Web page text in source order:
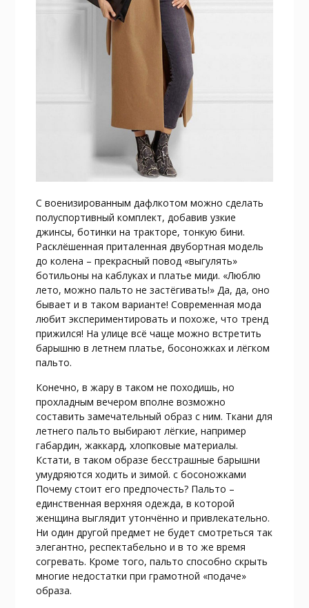
С военизированным дафлкотом можно сделать
полуспортивный комплект, добавив узкие
джинсы, ботинки на тракторе, тонкую бини.
Расклёшенная приталенная двубортная модель
до колена – прекрасный повод «выгулять»
ботильоны на каблуках и платье миди. «Люблю
лето, можно пальто не застёгивать!» Да, да, оно
бывает и в таком варианте! Современная мода
любит экспериментировать и похоже, что тренд
прижился! На улице всё чаще можно встретить
барышню в летнем платье, босоножках и лёгком
пальто.
Конечно, в жару в таком не походишь, но
прохладным вечером вполне возможно
составить замечательный образ с ним. Ткани для
летнего пальто выбирают лёгкие, например
габардин, жаккард, хлопковые материалы.
Кстати, в таком образе бесстрашные барышни
умудряются ходить и зимой. с босоножками
Почему стоит его предпочесть? Пальто –
единственная верхняя одежда, в которой
женщина выглядит утончённо и привлекательно.
Ни один другой предмет не будет смотреться так
элегантно, респектабельно и в то же время
согревать. Кроме того, пальто способно скрыть
многие недостатки при грамотной «подаче»
образа.